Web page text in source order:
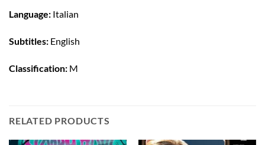
Language: Italian
Subtitles: English
Classification: M
RELATED PRODUCTS